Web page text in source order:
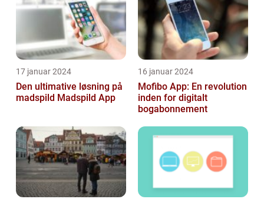
17 januar 2024
Den ultimative løsning på
madspild Madspild App
16 januar 2024
Mofibo App: En revolution
inden for digitalt
bogabonnement